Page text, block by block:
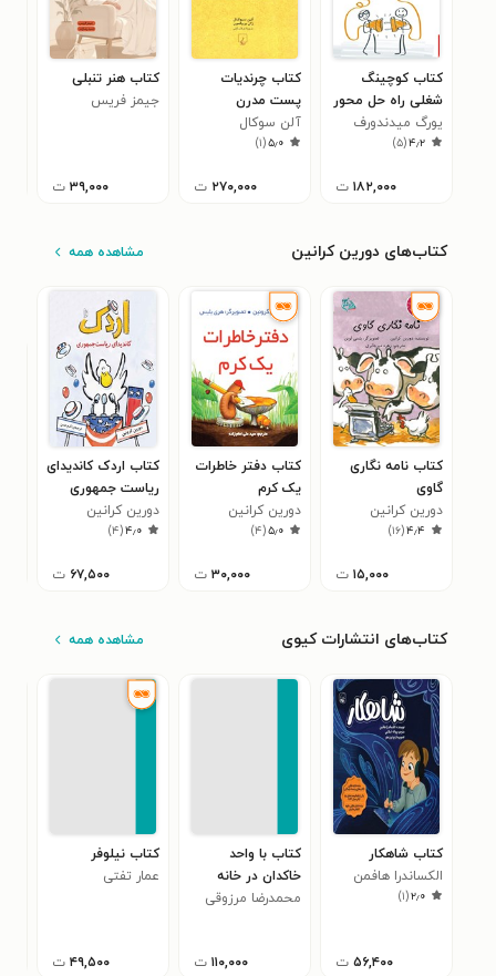
کتاب کوچینگ
شغلی راه حل محور
یورگ میدندورف
۴٫۲(۵)
۱۸۲,۰۰۰ ت
کتاب چرندیات
پست مدرن
آلن سوکال
۵٫۰(۱)
۲۷۰,۰۰۰ ت
کتاب هنر تنبلی
جیمز فریس
۳۹,۰۰۰ ت
کتاب‌های دورین کرانین مشاهده همه
کتاب نامه نگاری
گاوی
دورین کرانین
۴٫۴(۱۶)
۱۵,۰۰۰ ت
کتاب دفتر خاطرات
یک کرم
دورین کرانین
۵٫۰(۴)
۳۰,۰۰۰ ت
کتاب اردک کاندیدای
ریاست جمهوری
دورین کرانین
۴٫۰(۴)
۶۷,۵۰۰ ت
کتاب‌های انتشارات کیوی مشاهده همه
کتاب شاهکار
الکساندرا هافمن
۲٫۰(۱)
۵۶,۴۰۰ ت
کتاب با واحد
خاکدان در خانه
خاطرات
محمدرضا مرزوقی
۱۱۰,۰۰۰ ت
کتاب نیلوفر
عمار تفتی
۴۹,۵۰۰ ت